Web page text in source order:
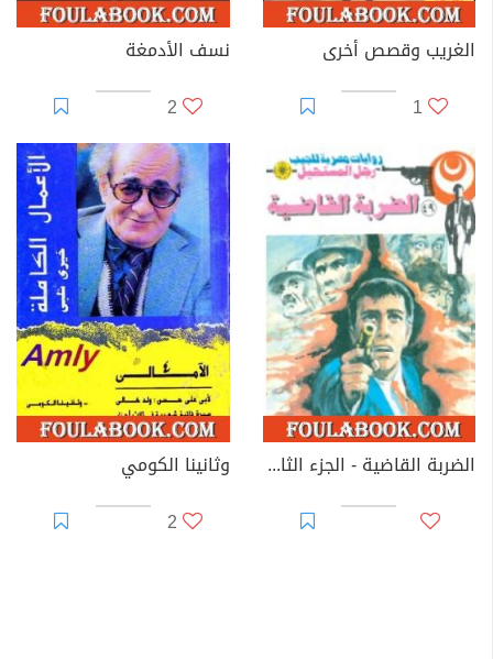
الغريب وقصص أخرى
1
نسف الأدمغة
2
الضربة القاضية - الجزء الثالث - سلسلة رجل المستحيل
وثانينا الكومي
2